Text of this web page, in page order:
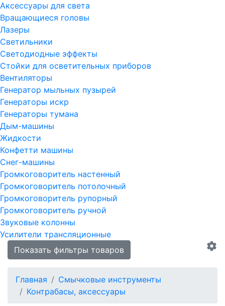
Аксессуары для света
Вращающиеся головы
Лазеры
Светильники
Светодиодные эффекты
Стойки для осветительных приборов
Вентиляторы
Генератор мыльных пузырей
Генераторы искр
Генераторы тумана
Дым-машины
Жидкости
Конфетти машины
Снег-машины
Громкоговоритель настенный
Громкоговоритель потолочный
Громкоговоритель рупорный
Громкоговоритель ручной
Звуковые колонны
Усилители трансляционные
Показать фильтры товаров
Главная
Смычковые инструменты
Контрабасы, аксессуары